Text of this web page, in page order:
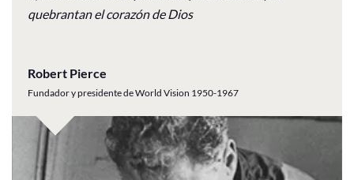
quebrantan el corazón de Dios
Robert Pierce
Fundador y presidente de World Vision 1950-1967